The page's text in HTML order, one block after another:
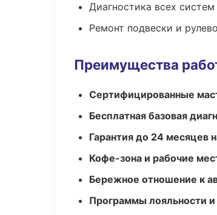
Диагностика всех
Ремонт подвески и
Преимущества
Сертифицированные
Бесплатная базовая
Гарантия до 24 месяцев
Кофе-зона и рабочие
Бережное отношение к
Программы лояльности